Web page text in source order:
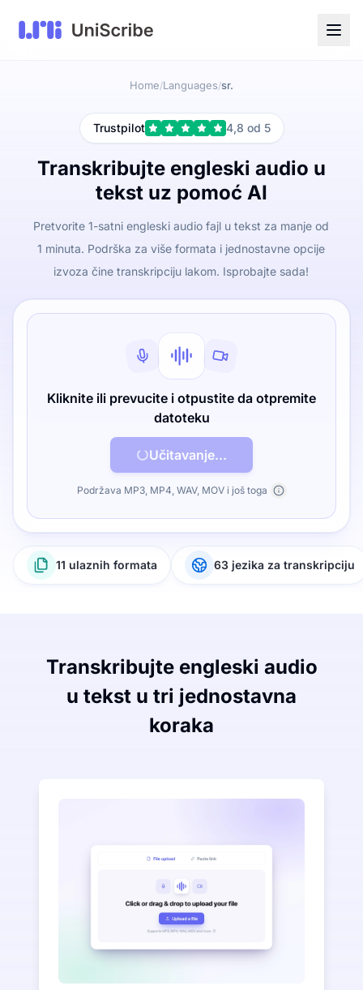
Home/Languages/sr.
Trustpilot 4,8 od 5
Transkribujte engleski audio u
tekst uz pomoć AI
Pretvorite 1-satni engleski audio fajl u tekst za manje od
1 minuta. Podrška za više formata i jednostavne opcije
izvoza čine transkripciju lakom. Isprobajte sada!
Kliknite ili prevucite i otpustite da otpremite
datoteku
Učitavanje...
Podržava MP3, MP4, WAV, MOV i još toga
11 ulaznih formata 63 jezika za transkripciju
Transkribujte engleski audio
u tekst u tri jednostavna
koraka